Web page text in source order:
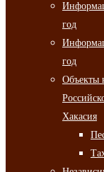
год
год
Объекты
Хакасия